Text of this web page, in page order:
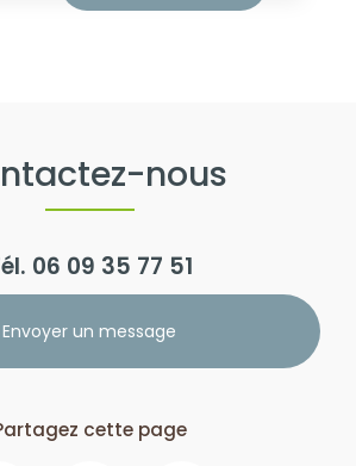
nous
06 09 35 77 51
Envoyer un message
cette page